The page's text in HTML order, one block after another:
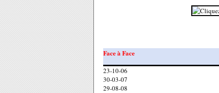
Face à Face
23-10-06
30-03-07
29-08-08